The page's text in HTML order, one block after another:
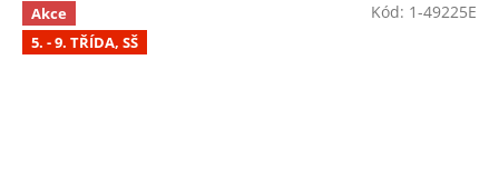
Akce
5. - 9. TŘÍDA, SŠ
Kód: 1-49225E